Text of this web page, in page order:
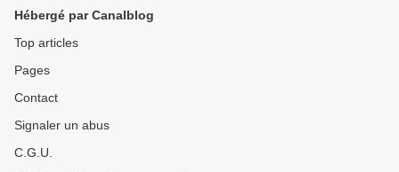
Hébergé par Canalblog
Top articles
Pages
Contact
Signaler un abus
C.G.U.